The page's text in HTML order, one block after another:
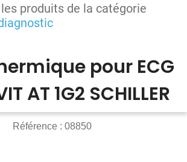
produits de la catégorie
pour ECG
AT 1G2 SCHILLER
Référence : 08850